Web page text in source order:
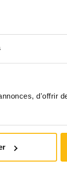
d'offrir
d’être
(le «
une
qu’une
vous vous
du temps !
pas